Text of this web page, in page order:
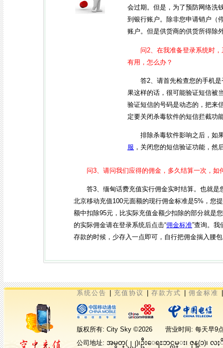
会过期。但是，为了预防网络洗
到银行账户。除非您申请销户（
账户。但是供货商的供货所得除
问2、在我准备登录系统时
有用，怎么办？
答2、请首先检查您的手机
果这样的话，很可能验证短信被
验证短信的号码是动态的，把来
定要关闭杀毒软件的短信拦截功
排除杀毒软件影响之后，如
服 ，关闭您的短信验证功能，然
问3、请问我们应得的佣金，多久结算一次，如
答3、缅甸话费充值实行佣金实时结算。也就
北京移动充值100元面额的现行佣金标准是5%，您
额中扣除95元，比实际充值金额少扣除的部分就是
的实际佣金请在登录系统后点击“佣金标准”查询。
存款的时候，少存入一点即可，自行把佣金揣入腰
系统公告 充值协议 存款方式 佣金标准
版权所有: City Sky ©2026 营业时间: 每天早9点
公司地址: အမွတ္(၂၂)၊ဦးေရႊဘင္လမ္း၊ ဇုန္(၁)၊ လ